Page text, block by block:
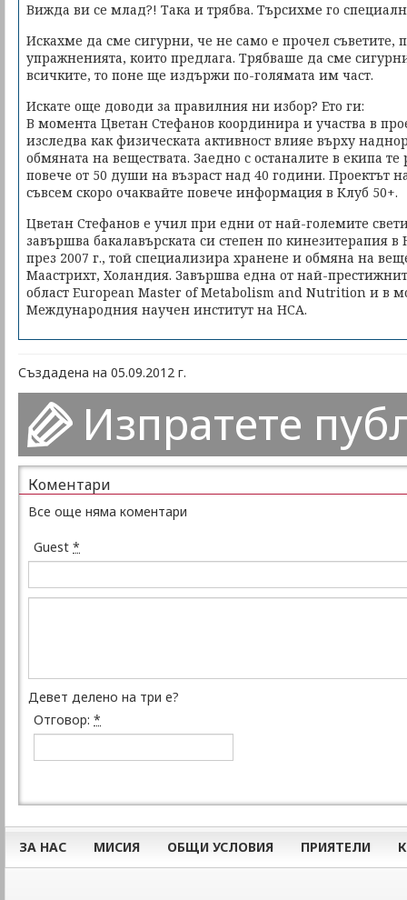
Вижда ви се млад?! Така и трябва. Търсихме го
Искахме да сме сигурни, че не само е прочел съветите,
упражненията, които предлага. Трябваше да сме
всичките, то поне ще издържи по-голямата им част.
Искате още доводи за правилния ни избор? Ето ги:
В момента Цветан Стефанов координира и участва в
изследва как физическата активност влияе върху
обмяната на веществата. Заедно с останалите в екипа те
повече от 50 души на възраст над 40 години. Проектът
съвсем скоро очаквайте повече информация в Клуб 50+.
Цветан Стефанов е учил при едни от най-големите
завършва бакалавърската си степен по кинезитерапия
през 2007 г., той специализира хранене и обмяна на
Маастрихт, Холандия. Завършва една от най-
област European Master of Metabolism and Nutrition и в
Международния научен институт на НСА.
Създадена на 05.09.2012 г.
Изпратете
Коментари
Все още няма коментари
Guest *
Девет делено на три е?
Отговор: *
ЗА НАС МИСИЯ ОБЩИ УСЛОВИЯ ПРИЯТЕЛИ